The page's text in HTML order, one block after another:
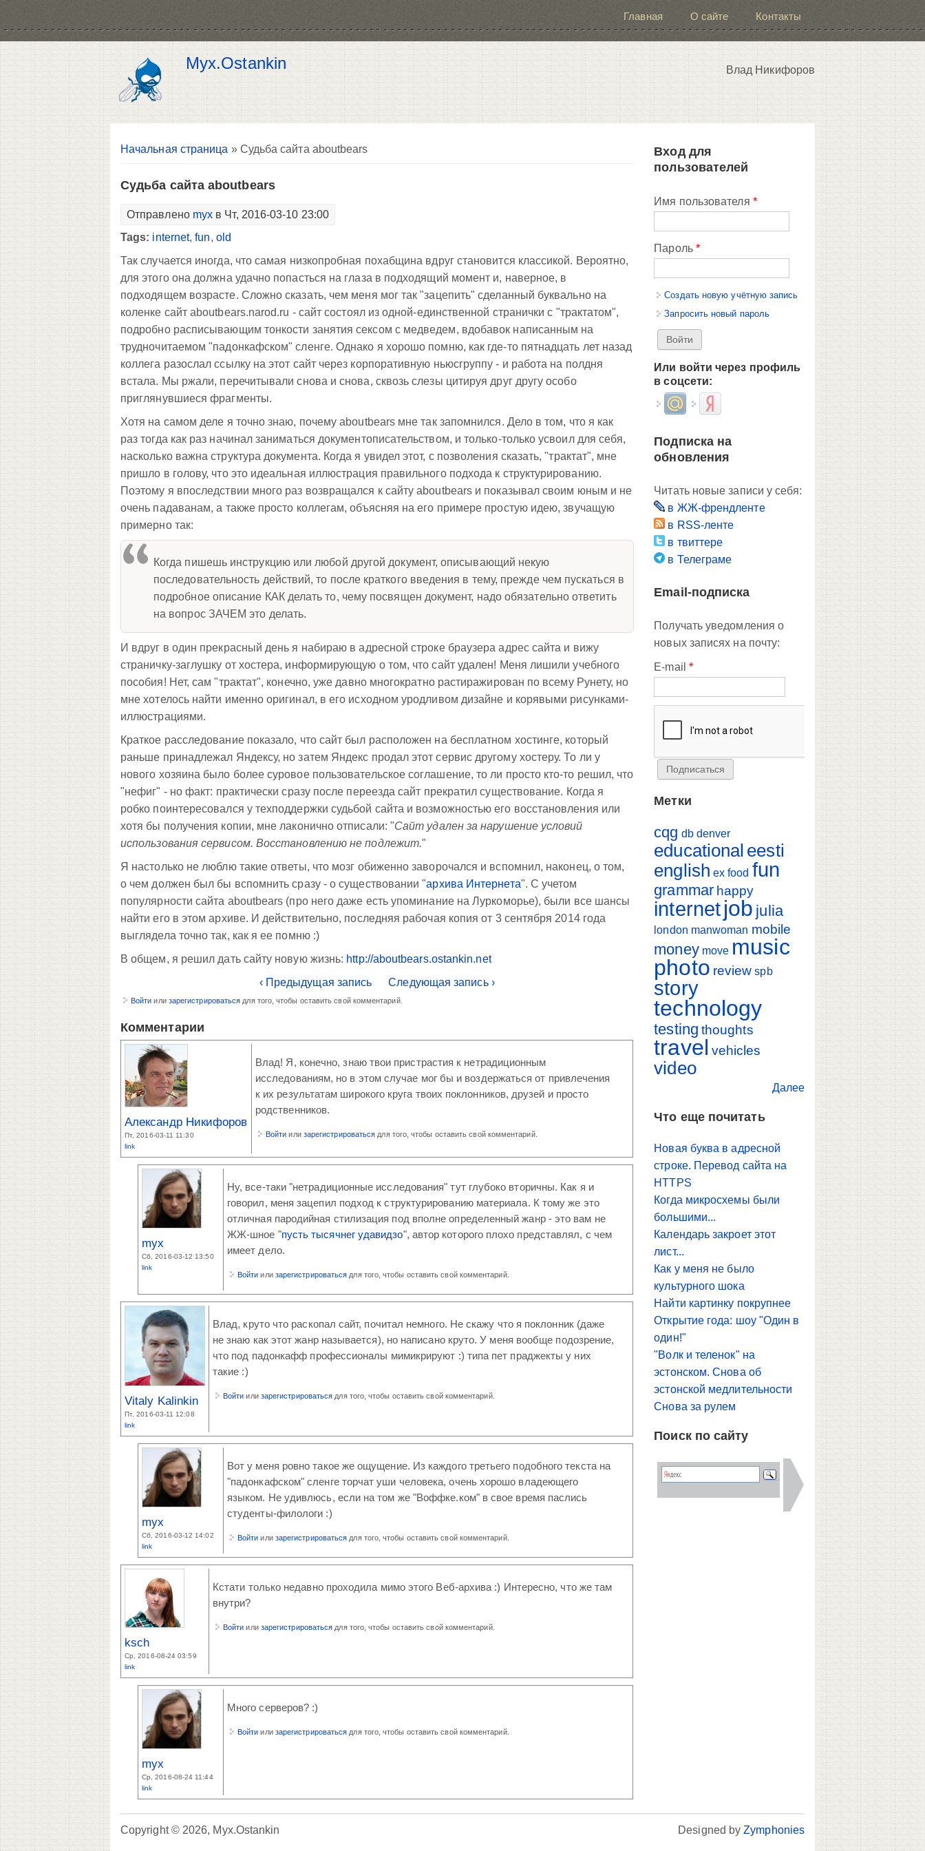
Главная О сайте Контакты
Myx.Ostankin Влад Никифоров
Вы здесь
Начальная страница » Судьба сайта aboutbears
Судьба сайта aboutbears
Отправлено myx в Чт, 2016-03-10 23:00
Tags: internet,fun, old
Так случается иногда, что самая низкопробная похабщина вдруг становится классикой. Вероятно,
для этого она должна удачно попасться на глаза в подходящий момент и, наверное, в
подходящем возрасте. Сложно сказать, чем меня мог так "зацепить" сделанный буквально на
коленке сайт aboutbears.narod.ru - сайт состоял из одной-единственной странички с "трактатом",
подробно расписывающим тонкости занятия сексом с медведем, вдобавок написанным на
трудночитаемом "падонкафском" сленге. Однако я хорошо помню, как где-то пятнадцать лет назад
коллега разослал ссылку на этот сайт через корпоративную ньюсгруппу - и работа на полдня
встала. Мы ржали, перечитывали снова и снова, сквозь слезы цитируя друг другу особо
приглянувшиеся фрагменты.
Хотя на самом деле я точно знаю, почему aboutbears мне так запомнился. Дело в том, что я как
раз тогда как раз начинал заниматься документописательством, и только-только усвоил для себя,
насколько важна структура документа. Когда я увидел этот, с позволения сказать, "трактат", мне
пришло в голову, что это идеальная иллюстрация правильного подхода к структурированию.
Поэтому я впоследствии много раз возвращался к сайту aboutbears и показывал своим юным и не
очень падаванам, а также просто коллегам, объясняя на его примере простую идею, звучащую
примерно так:
Когда пишешь инструкцию или любой другой документ, описывающий некую
последовательность действий, то после краткого введения в тему, прежде чем пускаться в
подробное описание КАК делать то, чему посвящен документ, надо обязательно ответить
на вопрос ЗАЧЕМ это делать.
И вдруг в один прекрасный день я набираю в адресной строке браузера адрес сайта и вижу
страничку-заглушку от хостера, информирующую о том, что сайт удален! Меня лишили учебного
пособия! Нет, сам "трактат", конечно, уже давно многократно растиражирован по всему Рунету, но
мне хотелось найти именно оригинал, в его исходном уродливом дизайне и корявыми рисунками-
иллюстрациями.
Краткое расследование показало, что сайт был расположен на бесплатном хостинге, который
раньше принадлежал Яндексу, но затем Яндекс продал этот сервис другому хостеру. То ли у
нового хозяина было более суровое пользовательское соглашение, то ли просто кто-то решил, что
"нефиг" - но факт: практически сразу после переезда сайт прекратил существование. Когда я
робко поинтересовался у техподдержки судьбой сайта и возможностью его восстановления или
хотя бы получения копии, мне лаконично отписали: "Сайт удален за нарушение условий
использования сервисом. Восстановлению не подлежит."
Я настолько не люблю такие ответы, что мозг обиженно заворочался и вспомнил, наконец, о том,
о чем должен был бы вспомнить сразу - о существовании "архива Интернета". С учетом
популярности сайта aboutbears (про него даже есть упоминание на Луркоморье), были все шансы
найти его в этом архиве. И действительно, последняя рабочая копия от 3 сентября 2014 года
выглядела точно так, как я ее помню :)
В общем, я решил дать сайту новую жизнь: http://aboutbears.ostankin.net
‹ Предыдущая запись
Следующая запись ›
Войти или зарегистрироваться для того, чтобы оставить свой комментарий.
Комментарии
Александр Никифоров
Пт, 2016-03-11 11:30
link
Влад! Я, конечно, знаю твои пристрастия к нетрадиционным
исследованиям, но в этом случае мог бы и воздержаться от привлечения
к их результатам широкого круга твоих поклонников, друзей и просто
родственников.
Войти или зарегистрироваться для того, чтобы оставить свой комментарий.
myx
Сб, 2016-03-12 13:50
link
Ну, все-таки "нетрадиционные исследования" тут глубоко вторичны. Как я и
говорил, меня зацепил подход к структурированию материала. К тому же это
отличная пародийная стилизация под вполне определенный жанр - это вам не
ЖЖ-шное "пусть тысячнег удавидзо", автор которого плохо представлял, с чем
имеет дело.
Войти или зарегистрироваться для того, чтобы оставить свой комментарий.
Vitaly Kalinkin
Пт, 2016-03-11 12:08
link
Влад, круто что раскопал сайт, почитал немного. Не скажу что я поклонник (даже
не знаю как этот жанр называется), но написано круто. У меня вообще подозрение,
что под падонкафф профессионалы мимикрируют :) типа пет праджекты у них
такие :)
Войти или зарегистрироваться для того, чтобы оставить свой комментарий.
myx
Сб, 2016-03-12 14:02
link
Вот у меня ровно такое же ощущение. Из каждого третьего подобного текста на
"падонкафском" сленге торчат уши человека, очень хорошо владеющего
языком. Не удивлюсь, если на том же "Воффке.ком" в свое время паслись
студенты-филологи :)
Войти или зарегистрироваться для того, чтобы оставить свой комментарий.
ksch
Ср, 2016-08-24 03:59
link
Кстати только недавно проходила мимо этого Веб-архива :) Интересно, что же там
внутри?
Войти или зарегистрироваться для того, чтобы оставить свой комментарий.
myx
Ср, 2016-08-24 11:44
link
Много серверов? :)
Войти или зарегистрироваться для того, чтобы оставить свой комментарий.
Вход для
пользователей
Имя пользователя *
Пароль *
Создать новую учётную запись
Запросить новый пароль
Или войти через профиль
в соцсети:
Login with Mail.ruLogin with Яндекс
Подписка на
обновления
Читать новые записи у себя:
в ЖЖ-френдленте
в RSS-ленте
в твиттере
в Телеграме
Email-подписка
Получать уведомления о
новых записях на почту:
E-mail *
Метки
cqg db denver
educational eesti
english ex food fun
grammar happy
internetjob julia
london manwoman mobile
money move music
photo review spb
story
technology
testing thoughts
travel vehicles
video
Далее
Что еще почитать
Новая буква в адресной
строке. Перевод сайта на
HTTPS
Когда микросхемы были
большими...
Календарь закроет этот
лист...
Как у меня не было
культурного шока
Найти картинку покрупнее
Открытие года: шоу "Один в
один!"
"Волк и теленок" на
эстонском. Снова об
эстонской медлительности
Снова за рулем
Поиск по сайту
Copyright © 2026, Myx.Ostankin Designed byZymphonies